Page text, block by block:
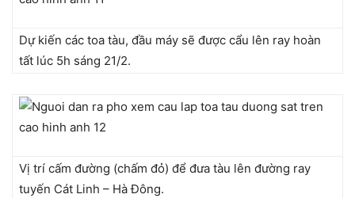
Dự kiến các toa tàu, đầu máy sẽ được cẩu lên ray hoàn
tất lúc 5h sáng 21/2.
Vị trí cấm đường (chấm đỏ) để đưa tàu lên đường ray
tuyến Cát Linh – Hà Đông.